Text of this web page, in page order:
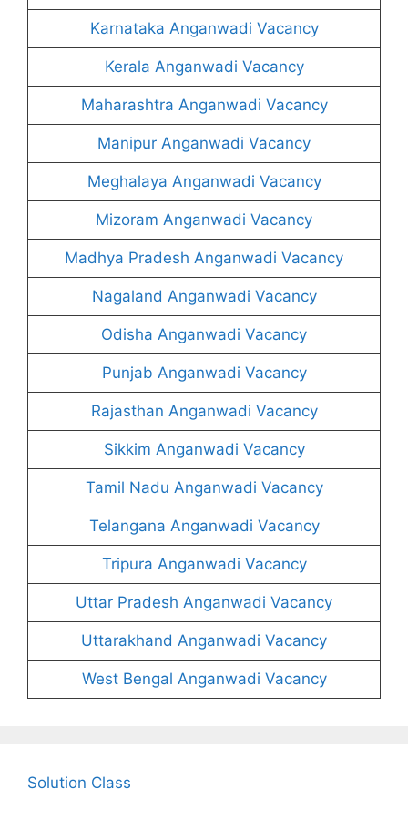
Karnataka Anganwadi Vacancy
Kerala Anganwadi Vacancy
Maharashtra Anganwadi Vacancy
Manipur Anganwadi Vacancy
Meghalaya Anganwadi Vacancy
Mizoram Anganwadi Vacancy
Madhya Pradesh Anganwadi Vacancy
Nagaland Anganwadi Vacancy
Odisha Anganwadi Vacancy
Punjab Anganwadi Vacancy
Rajasthan Anganwadi Vacancy
Sikkim Anganwadi Vacancy
Tamil Nadu Anganwadi Vacancy
Telangana Anganwadi Vacancy
Tripura Anganwadi Vacancy
Uttar Pradesh Anganwadi Vacancy
Uttarakhand Anganwadi Vacancy
West Bengal Anganwadi Vacancy
Solution Class